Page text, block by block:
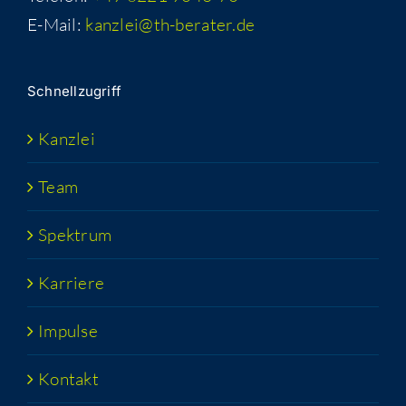
E-Mail: kanzlei@th-berater.de
Schnell­zu­griff
Kanz­lei
Team
Spek­trum
Kar­rie­re
Impul­se
Kon­takt